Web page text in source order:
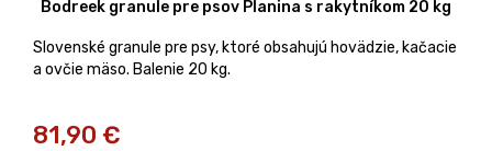
Bodreek granule pre psov Planina s rakytníkom 20 kg
Slovenské granule pre psy, ktoré obsahujú hovädzie, kačacie
a ovčie mäso. Balenie 20 kg.
81,90 €